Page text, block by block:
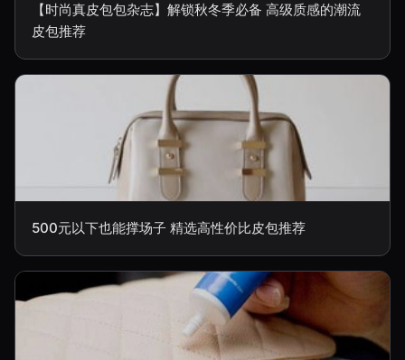
【时尚真皮包包杂志】解锁秋冬季必备 高级质感的潮流
皮包推荐
500元以下也能撑场子 精选高性价比皮包推荐